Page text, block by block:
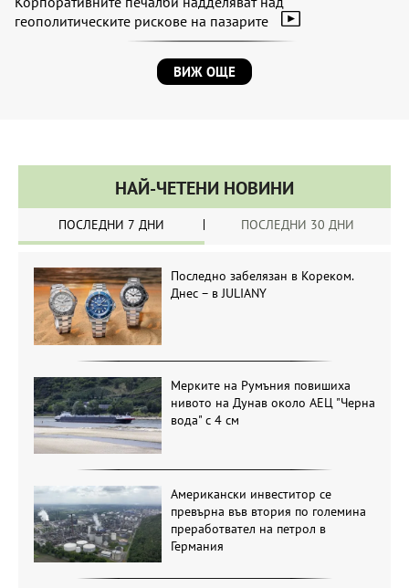
геополитическите рискове на пазарите
ВИЖ ОЩЕ
НАЙ-ЧЕТЕНИ НОВИНИ
ПОСЛЕДНИ 7 ДНИ ПОСЛЕДНИ 30 ДНИ
Последно забелязан в Кореком.
Днес – в JULIANY
Мерките на Румъния повишиха
нивото на Дунав около АЕЦ "Черна
вода" с 4 см
Американски инвеститор се
превърна във втория по големина
преработвател на петрол в
Германия